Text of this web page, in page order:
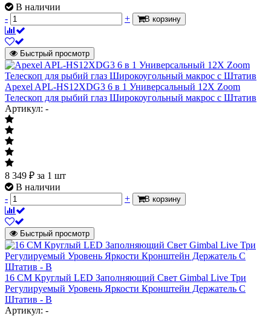
В наличии
-
+ В корзину
Быстрый просмотр
Apexel APL-HS12XDG3 6 в 1 Универсальный 12X Zoom
Телескоп для рыбий глаз Широкоугольный макрос с Штатив
Артикул: -
8 349 ₽ за 1 шт
В наличии
-
+ В корзину
Быстрый просмотр
16 СМ Круглый LED Заполняющий Свет Gimbal Live Три
Регулируемый Уровень Яркости Кронштейн Держатель С
Штатив - В
Артикул: -